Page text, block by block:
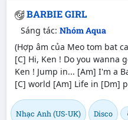
BARBIE GIRL
Sáng tác: Nhóm Aqua
(Hợp âm của Meo tom bat
[C] Hi, Ken ! Do you wanna
Ken ! Jump in... [Am] I'm a
[C] world [Am] Life in [Dm]
Nhạc Anh (US-UK) Disco